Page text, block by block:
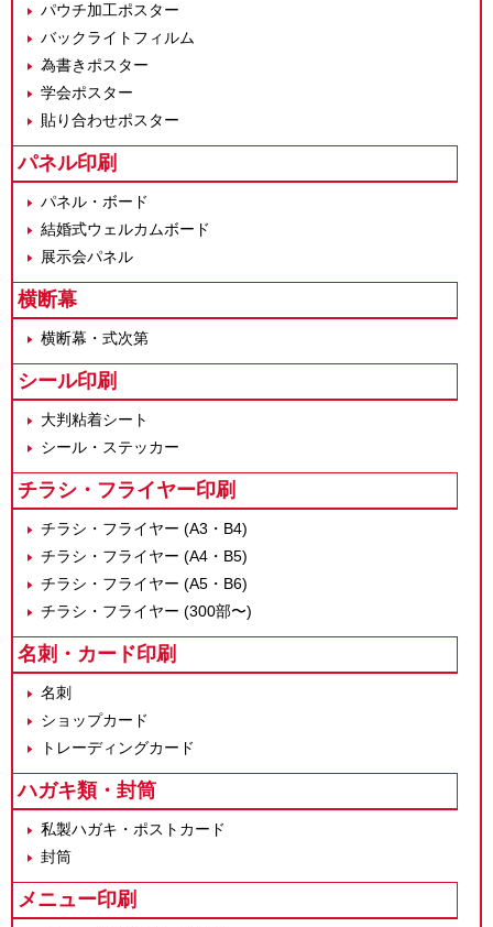
パウチ加工ポスター
バックライトフィルム
為書きポスター
学会ポスター
貼り合わせポスター
パネル印刷
パネル・ボード
結婚式ウェルカムボード
展示会パネル
横断幕
横断幕・式次第
シール印刷
大判粘着シート
シール・ステッカー
チラシ・フライヤー印刷
チラシ・フライヤー (A3・B4)
チラシ・フライヤー (A4・B5)
チラシ・フライヤー (A5・B6)
チラシ・フライヤー (300部〜)
名刺・カード印刷
名刺
ショップカード
トレーディングカード
ハガキ類・封筒
私製ハガキ・ポストカード
封筒
メニュー印刷